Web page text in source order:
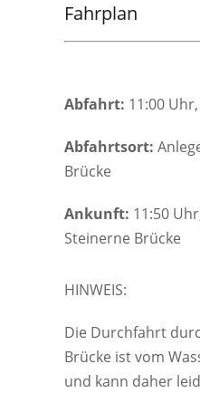
Fahrplan
Abfahrt: 11:00 Uhr,
Abfahrtsort:
Brücke
Ankunft: 11:50
Steinerne Brücke
HINWEIS:
Die Durchfahrt
Brücke ist vom
und kann daher